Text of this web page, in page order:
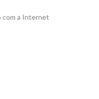
com a Internet